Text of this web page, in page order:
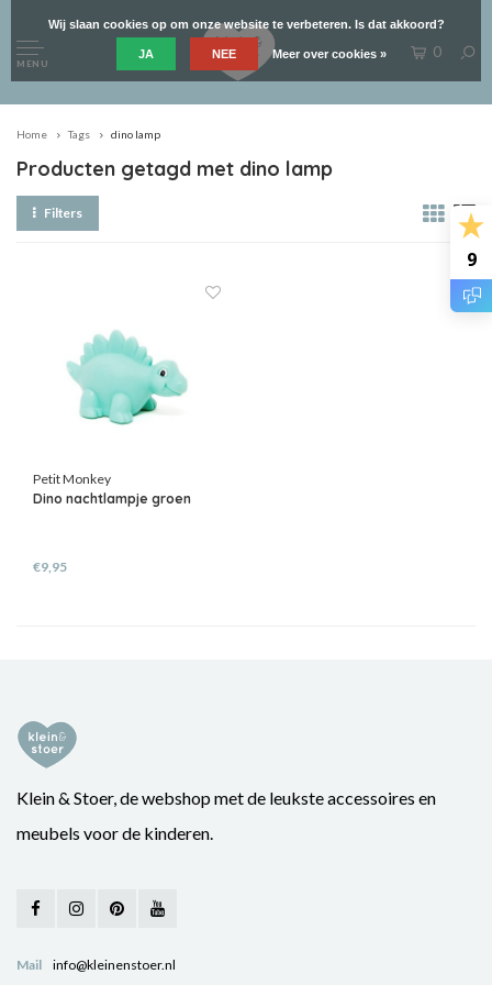
9
MENU
0
Home Tags dino lamp
Producten getagd met dino lamp
Filters
Petit Monkey
Dino nachtlampje groen
€9,95
Klein & Stoer, de webshop met de leukste accessoires en
meubels voor de kinderen.
Mail info@kleinenstoer.nl
Wij slaan cookies op om onze website te verbeteren. Is dat akkoord?
JA NEE Meer over cookies »